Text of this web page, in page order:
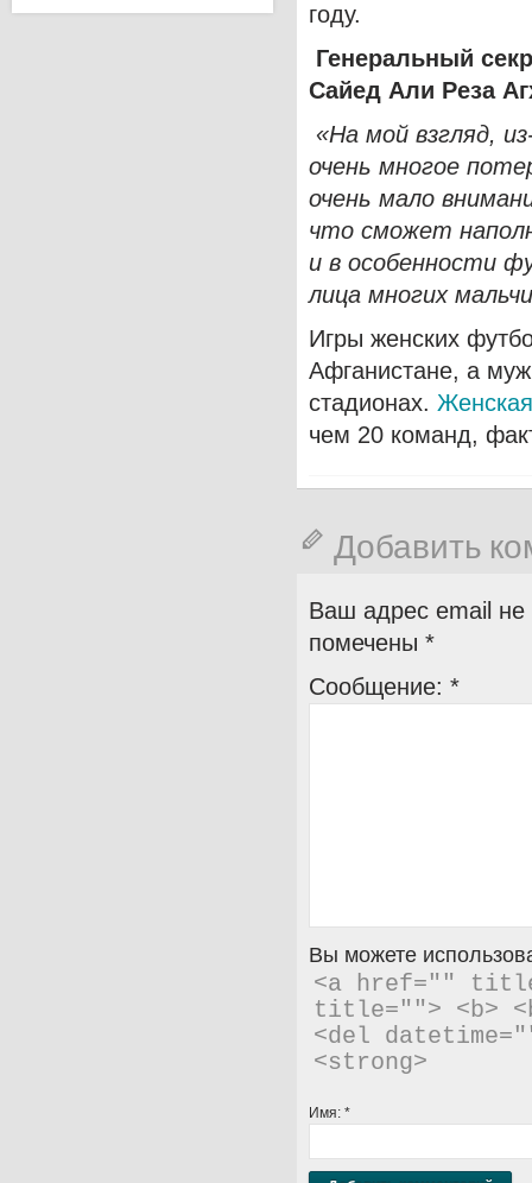
году.
Генеральный
Сайед Али Реза
«На мой взгляд,
очень многое
очень мало
что сможет
и в особенности
лица многих
Игры женских
Афганистане, а
стадионах.
чем 20 команд,
Добавить
Ваш адрес email не
помечены *
Сообщение: *
Вы можете
<a href=""
title=""> <b>
<del
<strong>
Имя: *